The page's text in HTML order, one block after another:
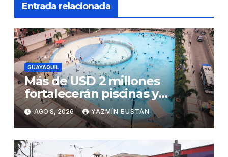
Entrada relacionada
GUAYAQUIL
Más de USD 2 millones
fortalecerán piscinas y
parques acuáticos
municipales
AGO 8, 2026 YAZMÍN BUSTÁN